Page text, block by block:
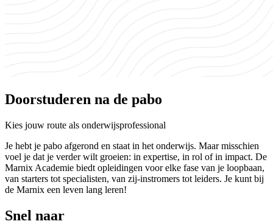
Doorstuderen na de pabo
Kies jouw route als onderwijsprofessional
Je hebt je pabo afgerond en staat in het onderwijs. Maar misschien
voel je dat je verder wilt groeien: in expertise, in rol of in impact. De
Marnix Academie biedt opleidingen voor elke fase van je loopbaan,
van starters tot specialisten, van zij-instromers tot leiders. Je kunt bij
de Marnix een leven lang leren!
Snel naar